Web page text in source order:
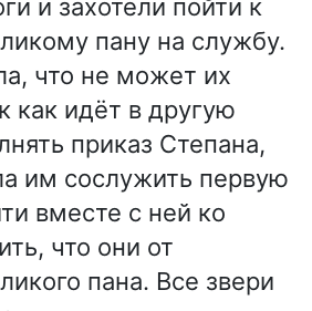
и захотели пойти к
пану на службу.
что не может их
как идёт в другую
приказ Степана,
им сослужить первую
вместе с ней ко
что они от
пана. Все звери